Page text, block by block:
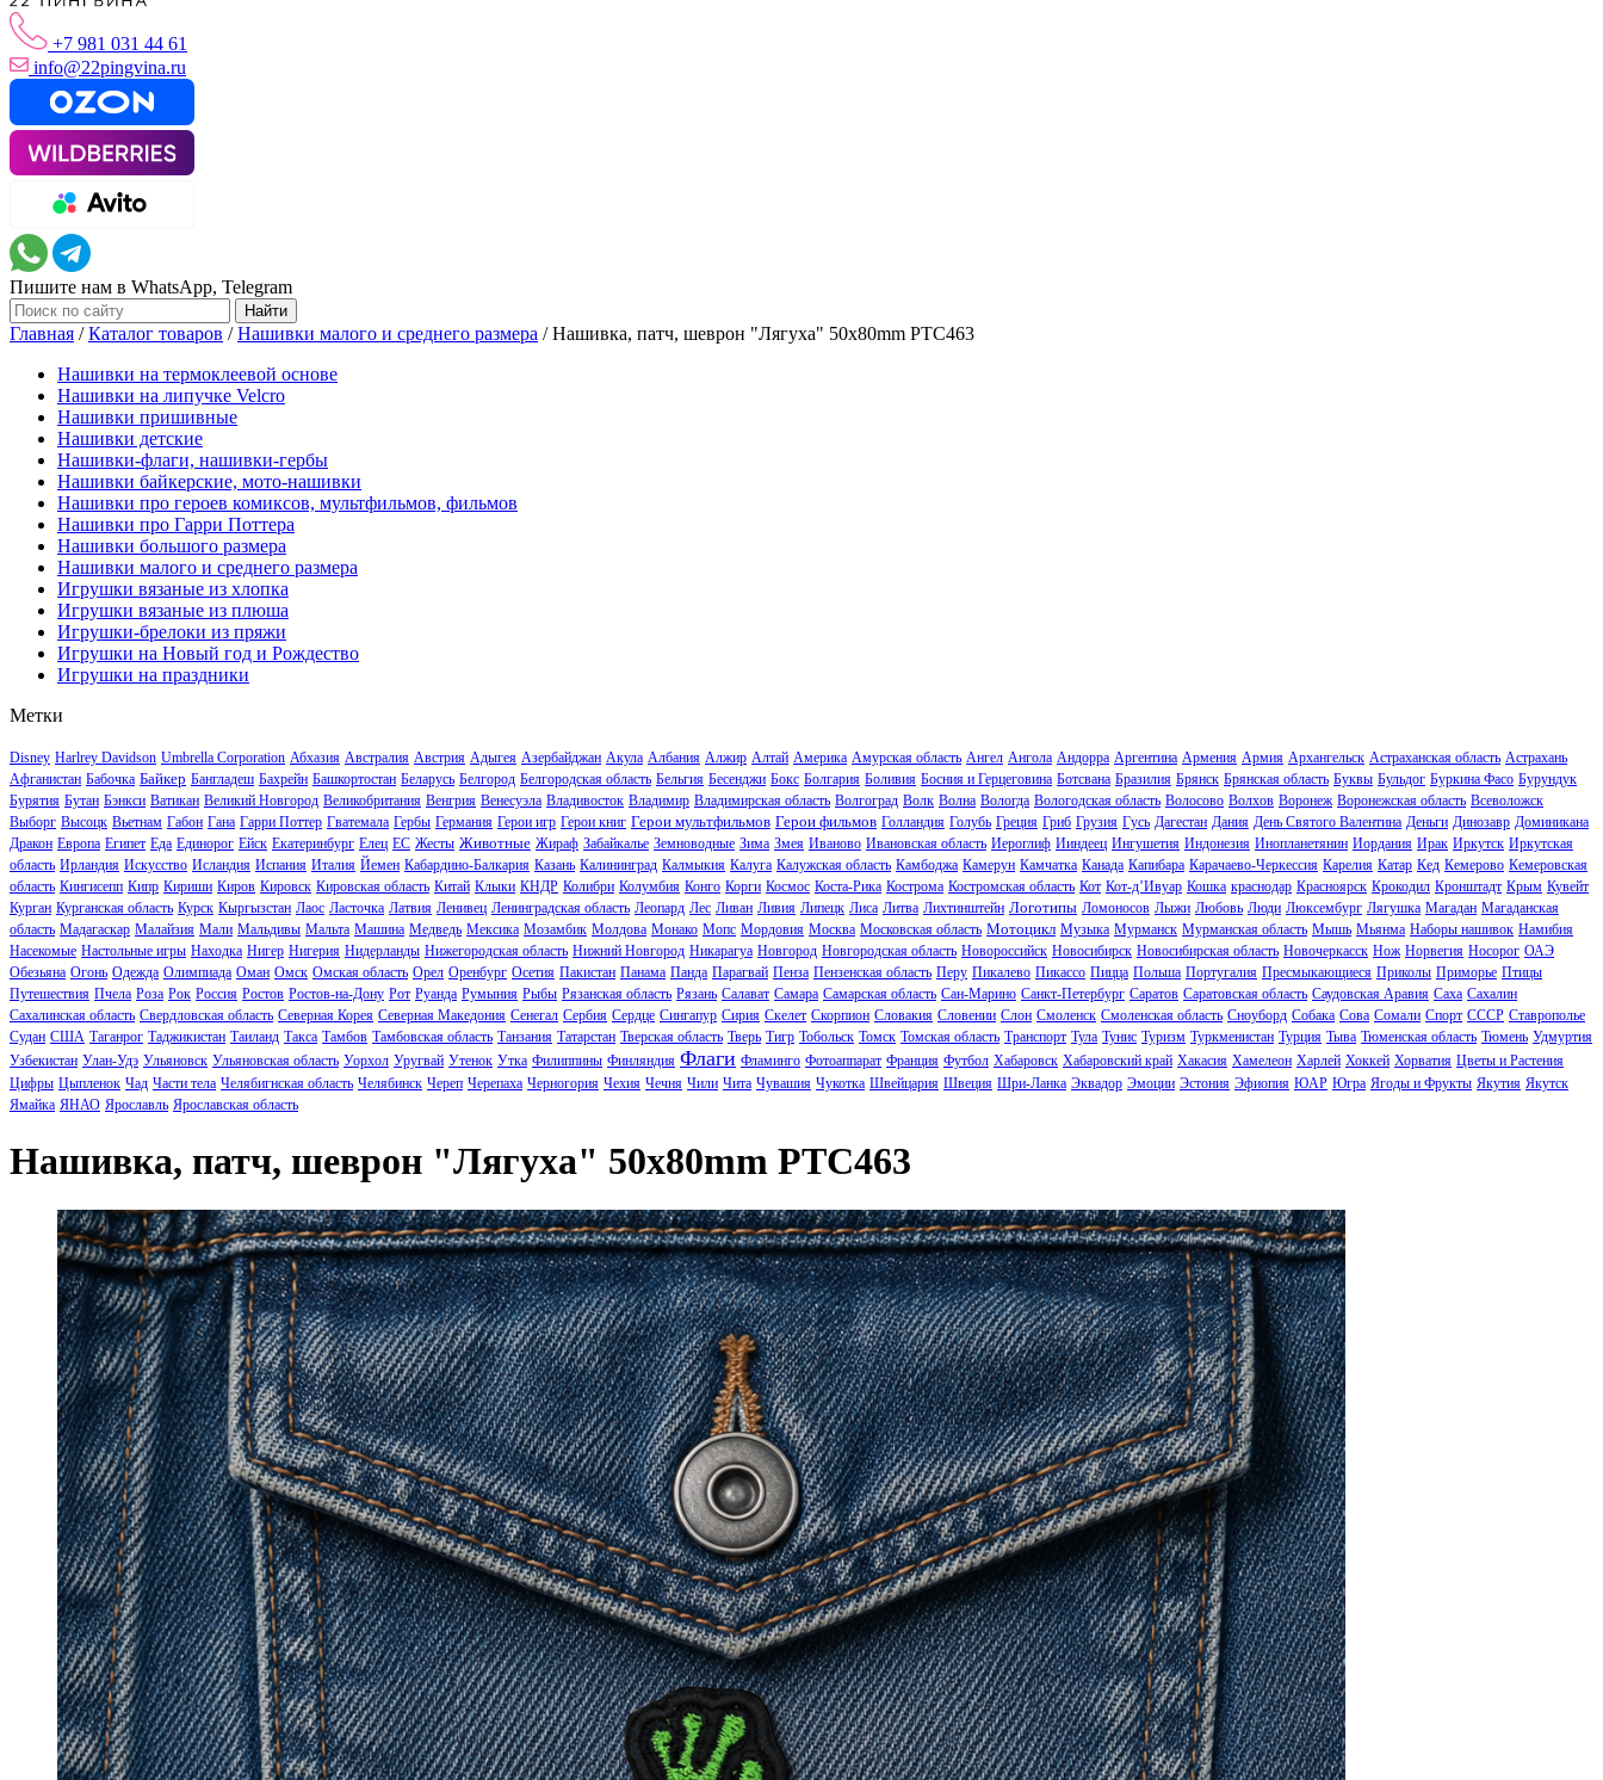
+7 981 031 44 61
info@22pingvina.ru
Пишите нам в WhatsApp, Telegram
Главная /Каталог товаров /Нашивки малого и среднего размера /Нашивка, патч, шеврон "Лягуха" 50x80mm PTC463
Нашивки на термоклеевой основе
Нашивки на липучке Velcro
Нашивки пришивные
Нашивки детские
Нашивки-флаги, нашивки-гербы
Нашивки байкерские, мото-нашивки
Нашивки про героев комиксов, мультфильмов, фильмов
Нашивки про Гарри Поттера
Нашивки большого размера
Нашивки малого и среднего размера
Игрушки вязаные из хлопка
Игрушки вязаные из плюша
Игрушки-брелоки из пряжи
Игрушки на Новый год и Рождество
Игрушки на праздники
Метки
Disney Harlrey Davidson Umbrella Corporation Абхазия Австралия Австрия Адыгея Азербайджан Акула Албания Алжир Алтай Америка Амурская область Ангел Ангола Андорра Аргентина Армения Армия Архангельск Астраханская область Астрахань
Афганистан Бабочка Байкер Бангладеш Бахрейн Башкортостан Беларусь Белгород Белгородская область Бельгия Бесенджи Бокс Болгария Боливия Босния и Герцеговина Ботсвана Бразилия Брянск Брянская область Буквы Бульдог Буркина Фасо Бурундук
Бурятия Бутан Бэнкси Ватикан Великий Новгород Великобритания Венгрия Венесуэла Владивосток Владимир Владимирская область Волгоград Волк Волна Вологда Вологодская область Волосово Волхов Воронеж Воронежская область Всеволожск
Выборг Высоцк Вьетнам Габон Гана Гарри Поттер Гватемала Гербы Германия Герои игр Герои книг Герои мультфильмов Герои фильмов Голландия Голубь Греция Гриб Грузия Гусь Дагестан Дания День Святого Валентина Деньги Динозавр Доминикана
Дракон Европа Египет Еда Единорог Ейск Екатеринбург Елец ЕС Жесты Животные Жираф Забайкалье Земноводные Зима Змея Иваново Ивановская область Иероглиф Ииндеец Ингушетия Индонезия Инопланетянин Иордания Ирак Иркутск Иркутская
область Ирландия Искусство Исландия Испания Италия Йемен Кабардино-Балкария Казань Калининград Калмыкия Калуга Калужская область Камбоджа Камерун Камчатка Канада Капибара Карачаево-Черкессия Карелия Катар Кед Кемерово Кемеровская
область Кингисепп Кипр Кириши Киров Кировск Кировская область Китай Клыки КНДР Колибри Колумбия Конго Корги Космос Коста-Рика Кострома Костромская область Кот Кот-д’Ивуар Кошка краснодар Красноярск Крокодил Кронштадт Крым Кувейт
Курган Курганская область Курск Кыргызстан Лаос Ласточка Латвия Ленивец Ленинградская область Леопард Лес Ливан Ливия Липецк Лиса Литва Лихтинштейн Логотипы Ломоносов Лыжи Любовь Люди Люксембург Лягушка Магадан Магаданская
область Мадагаскар Малайзия Мали Мальдивы Мальта Машина Медведь Мексика Мозамбик Молдова Монако Мопс Мордовия Москва Московская область Мотоцикл Музыка Мурманск Мурманская область Мышь Мьянма Наборы нашивок Намибия
Насекомые Настольные игры Находка Нигер Нигерия Нидерланды Нижегородская область Нижний Новгород Никарагуа Новгород Новгородская область Новороссийск Новосибирск Новосибирская область Новочеркасск Нож Норвегия Носорог ОАЭ
Обезьяна Огонь Одежда Олимпиада Оман Омск Омская область Орел Оренбург Осетия Пакистан Панама Панда Парагвай Пенза Пензенская область Перу Пикалево Пикассо Пицца Польша Португалия Пресмыкающиеся Приколы Приморье Птицы
Путешествия Пчела Роза Рок Россия Ростов Ростов-на-Дону Рот Руанда Румыния Рыбы Рязанская область Рязань Салават Самара Самарская область Сан-Марино Санкт-Петербург Саратов Саратовская область Саудовская Аравия Саха Сахалин
Сахалинская область Свердловская область Северная Корея Северная Македония Сенегал Сербия Сердце Сингапур Сирия Скелет Скорпион Словакия Словении Слон Смоленск Смоленская область Сноуборд Собака Сова Сомали Спорт СССР Ставрополье
Судан США Таганрог Таджикистан Таиланд Такса Тамбов Тамбовская область Танзания Татарстан Тверская область Тверь Тигр Тобольск Томск Томская область Транспорт Тула Тунис Туризм Туркменистан Турция Тыва Тюменская область Тюмень Удмуртия
Узбекистан Улан-Удэ Ульяновск Ульяновская область Уорхол Уругвай Утенок Утка Филиппины Финляндия Флаги Фламинго Фотоаппарат Франция Футбол Хабаровск Хабаровский край Хакасия Хамелеон Харлей Хоккей Хорватия Цветы и Растения
Цифры Цыпленок Чад Части тела Челябигнская область Челябинск Череп Черепаха Черногория Чехия Чечня Чили Чита Чувашия Чукотка Швейцария Швеция Шри-Ланка Эквадор Эмоции Эстония Эфиопия ЮАР Югра Ягоды и Фрукты Якутия Якутск
Ямайка ЯНАО Ярославль Ярославская область
Нашивка, патч, шеврон "Лягуха" 50x80mm PTC463